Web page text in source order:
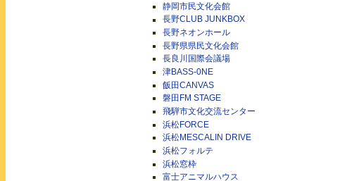
静岡市民文化会館
長野CLUB JUNKBOX
長野ネオンホール
長野県県民文化会館
長良川国際会議場
津BASS-0NE
飯田CANVAS
磐田FM STAGE
飛騨市文化交流センター
浜松FORCE
浜松MESCALIN DRIVE
浜松フォルテ
浜松窓枠
富士アニマルハウス